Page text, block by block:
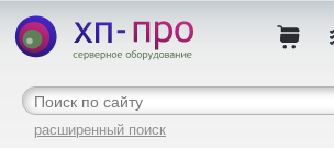
расширенный поиск